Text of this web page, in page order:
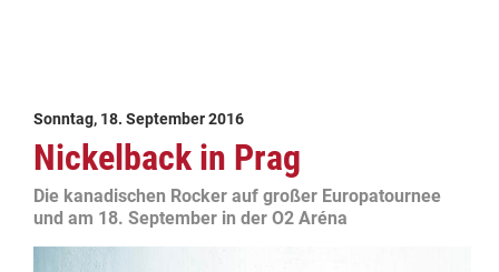
Sonntag, 18. September 2016
Nickelback in Prag
Die kanadischen Rocker auf großer Europatournee
und am 18. September in der O2 Aréna